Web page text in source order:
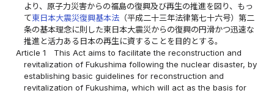
より、原子力災害からの福島の復興及び再生の推進を図り、もっ
て東日本大震災復興基本法 （平成二十三年法律第七十六号）第二
条の基本理念に則した東日本大震災からの復興の円滑かつ迅速な
推進と活力ある日本の再生に資することを目的とする。
Article 1
This Act aims to facilitate the reconstruction and
revitalization of Fukushima following the nuclear disaster, by
establishing basic guidelines for reconstruction and
revitalization of Fukushima, which will act as the basis for